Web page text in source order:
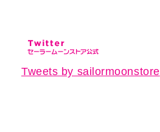
Tweets by sailormoonstore